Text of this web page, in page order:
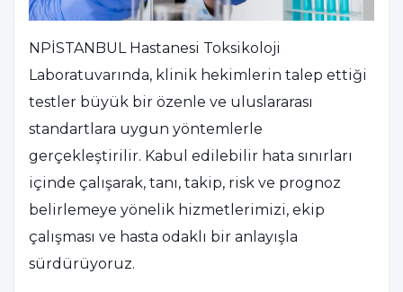
NPİSTANBUL Hastanesi Toksikoloji
Laboratuvarında, klinik hekimlerin talep ettiği
testler büyük bir özenle ve uluslararası
standartlara uygun yöntemlerle
gerçekleştirilir. Kabul edilebilir hata sınırları
içinde çalışarak, tanı, takip, risk ve prognoz
belirlemeye yönelik hizmetlerimizi, ekip
çalışması ve hasta odaklı bir anlayışla
sürdürüyoruz.